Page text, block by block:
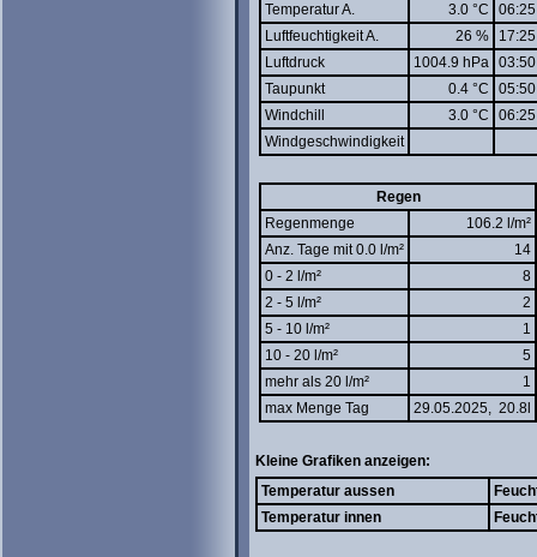
Temperatur A.
3.0 °C
Luftfeuchtigkeit A.
26 %
Luftdruck
1004.9 hPa
Taupunkt
0.4 °C
Windchill
3.0 °C
Windgeschwindigkeit
Regen
Regenmenge
106.2 l/m²
Anz. Tage mit 0.0 l/m²
14
0 - 2 l/m²
8
2 - 5 l/m²
2
5 - 10 l/m²
1
10 - 20 l/m²
5
mehr als 20 l/m²
1
max Menge Tag
29.05.2025, 20.8l
Kleine Grafiken anzeigen:
Temperatur aussen
Temperatur innen